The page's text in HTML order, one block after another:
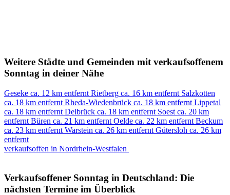
Weitere Städte und Gemeinden mit verkaufsoffenem
Sonntag in deiner Nähe
Geseke ca. 12 km entfernt Rietberg ca. 16 km entfernt Salzkotten
ca. 18 km entfernt Rheda-Wiedenbrück ca. 18 km entfernt Lippetal
ca. 18 km entfernt Delbrück ca. 18 km entfernt Soest ca. 20 km
entfernt Büren ca. 21 km entfernt Oelde ca. 22 km entfernt Beckum
ca. 23 km entfernt Warstein ca. 26 km entfernt Gütersloh ca. 26 km
entfernt
verkaufsoffen in Nordrhein-Westfalen
Verkaufsoffener Sonntag in Deutschland: Die
nächsten Termine im Überblick